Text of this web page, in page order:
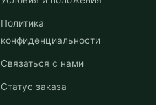
Политика
конфиденциальности
Связаться с нами
Статус заказа